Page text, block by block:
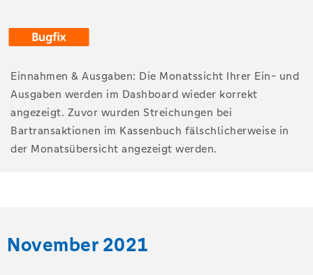
Einnahmen & Ausgaben: Die Monatssicht Ihrer Ein- und
Ausgaben werden im Dashboard wieder korrekt
angezeigt. Zuvor wurden Streichungen bei
Bartransaktionen im Kassenbuch fälschlicherweise in
der Monatsübersicht angezeigt werden.
November 2021